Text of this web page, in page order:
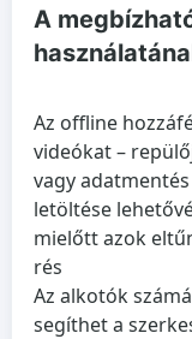
A
Az offline
videókat –
vagy
letöltése
mielőtt azok
rés
Az alkotók
segíthet a